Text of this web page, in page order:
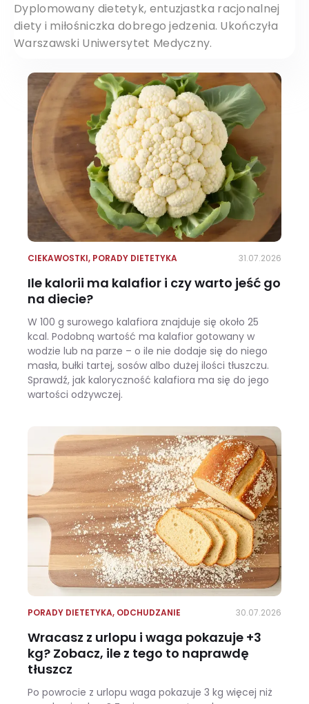
Dyplomowany dietetyk, entuzjastka racjonalnej
diety i miłośniczka dobrego jedzenia. Ukończyła
Warszawski Uniwersytet Medyczny.
CIEKAWOSTKI, PORADY DIETETYKA 31.07.2026
Ile kalorii ma kalafior i czy warto jeść go
na diecie?
W 100 g surowego kalafiora znajduje się około 25
kcal. Podobną wartość ma kalafior gotowany w
wodzie lub na parze – o ile nie dodaje się do niego
masła, bułki tartej, sosów albo dużej ilości tłuszczu.
Sprawdź, jak kaloryczność kalafiora ma się do jego
wartości odżywczej.
PORADY DIETETYKA, ODCHUDZANIE 30.07.2026
Wracasz z urlopu i waga pokazuje +3
kg? Zobacz, ile z tego to naprawdę
tłuszcz
Po powrocie z urlopu waga pokazuje 3 kg więcej niż